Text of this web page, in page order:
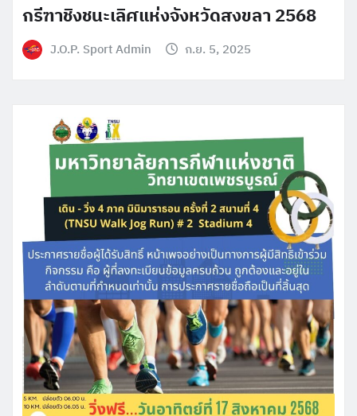
กรีฑาชิงชนะเลิศแห่งจังหวัดสงขลา 2568
J.O.P. Sport Admin ก.ย. 5, 2025